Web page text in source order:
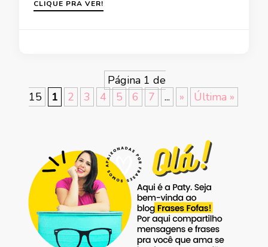
CLIQUE PRA VER!
Página 1 de
15
1 2 3 4 5 6 7 ... » Última »